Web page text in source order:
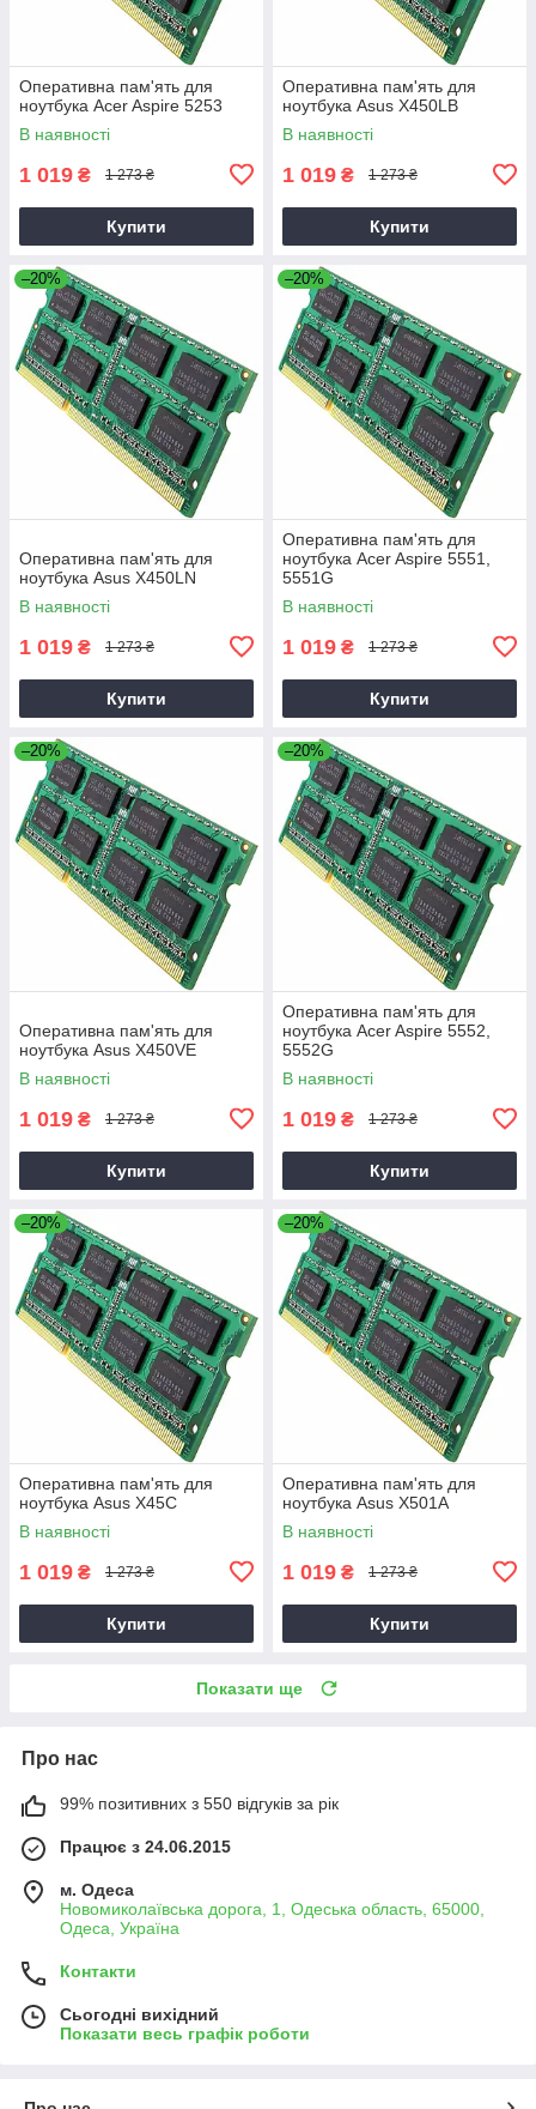
Оперативна пам'ять для
ноутбука Acer Aspire 5253
В наявності
1 019 ₴ 1 273 ₴
Купити
Оперативна пам'ять для
ноутбука Asus X450LB
В наявності
1 019 ₴ 1 273 ₴
Купити
–20%
Оперативна пам'ять для
ноутбука Asus X450LN
В наявності
1 019 ₴ 1 273 ₴
Купити
–20%
Оперативна пам'ять для
ноутбука Acer Aspire 5551,
5551G
В наявності
1 019 ₴ 1 273 ₴
Купити
–20%
Оперативна пам'ять для
ноутбука Asus X450VE
В наявності
1 019 ₴ 1 273 ₴
Купити
–20%
Оперативна пам'ять для
ноутбука Acer Aspire 5552,
5552G
В наявності
1 019 ₴ 1 273 ₴
Купити
–20%
Оперативна пам'ять для
ноутбука Asus X45C
В наявності
1 019 ₴ 1 273 ₴
Купити
–20%
Оперативна пам'ять для
ноутбука Asus X501A
В наявності
1 019 ₴ 1 273 ₴
Купити
Показати ще
Про нас
99% позитивних з 550 відгуків за рік
Працює з 24.06.2015
м. Одеса
Новомиколаївська дорога, 1, Одеська область, 65000,
Одеса, Україна
Контакти
Сьогодні вихідний
Показати весь графік роботи